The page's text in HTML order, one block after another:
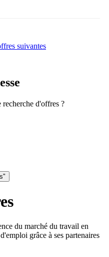
suivantes
recherche d'offres ?
du marché du travail en
grâce à ses partenaires